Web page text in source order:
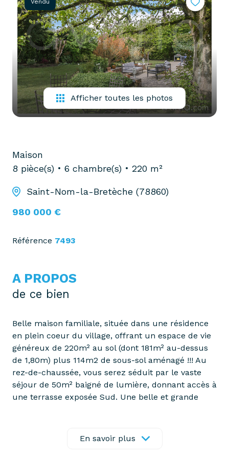
confiez-
nous
votre
recherche
acheter
biens
pro
pro
partenaires
gestion
locative
vendre
mon
bien
confiez-
recherche
Vendu
Afficher toutes les photos
Maison
8 pièce(s)
6 chambre(s) 220 m²
Saint-Nom-la-Bretèche (78860)
980 000 €
Référence 7493
A PROPOS
de ce bien
Belle maison familiale, située dans une résidence
en plein coeur du village, offrant un espace de vie
généreux de 220m² au sol (dont 181m² au-dessus
de 1,80m) plus 114m2 de sous-sol aménagé !!! Au
rez-de-chaussée, vous serez séduit par le vaste
séjour de 50m² baigné de lumière, donnant accès à
une terrasse exposée Sud. Une belle et grande
avec placards de plus de 12m2 ainsi qu'un garage
double complètent ce niveau. Une chambre
En savoir plus